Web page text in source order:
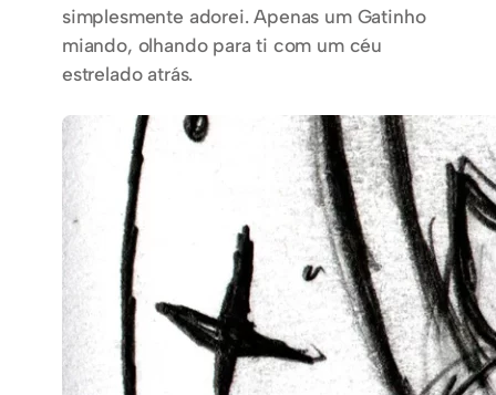
simplesmente adorei. Apenas um Gatinho
miando, olhando para ti com um céu
estrelado atrás.